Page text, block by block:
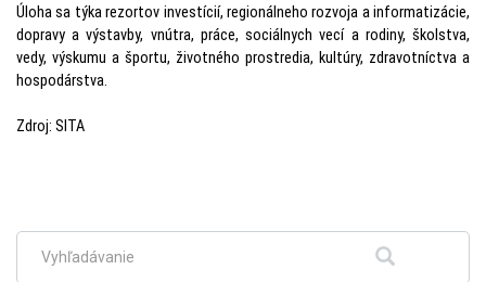
Úloha sa týka rezortov investícií, regionálneho rozvoja a informatizácie,
dopravy a výstavby, vnútra, práce, sociálnych vecí a rodiny, školstva,
vedy, výskumu a športu, životného prostredia, kultúry, zdravotníctva a
hospodárstva.
Zdroj: SITA
hlavné
menu
Fulltextové
Hľadať